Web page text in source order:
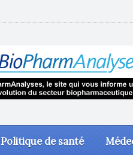
Politique de santé